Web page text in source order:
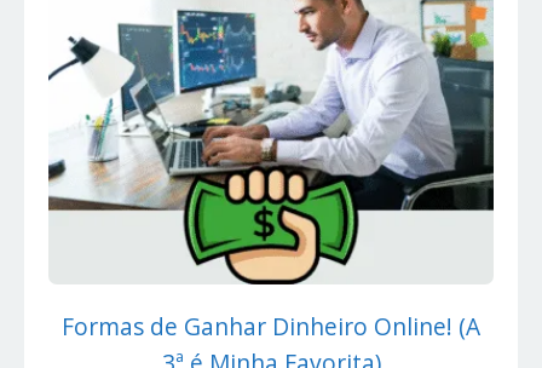
Formas de Ganhar Dinheiro Online! (A